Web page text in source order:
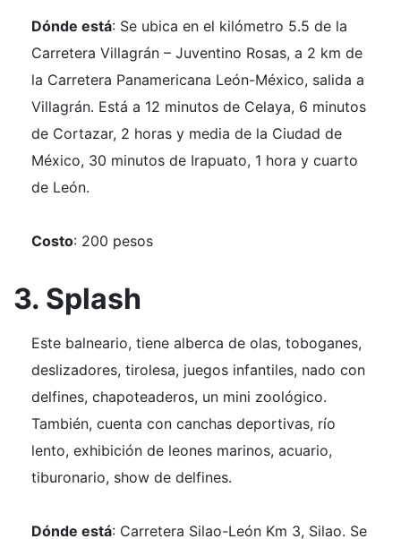
Dónde está: Se ubica en el kilómetro 5.5 de la
Carretera Villagrán – Juventino Rosas, a 2 km de
la Carretera Panamericana León-México, salida a
Villagrán. Está a 12 minutos de Celaya, 6 minutos
de Cortazar, 2 horas y media de la Ciudad de
México, 30 minutos de Irapuato, 1 hora y cuarto
de León.
Costo: 200 pesos
3. Splash
Este balneario, tiene alberca de olas, toboganes,
deslizadores, tirolesa, juegos infantiles, nado con
delfines, chapoteaderos, un mini zoológico.
También, cuenta con canchas deportivas, río
lento, exhibición de leones marinos, acuario,
tiburonario, show de delfines.
Dónde está: Carretera Silao-León Km 3, Silao. Se